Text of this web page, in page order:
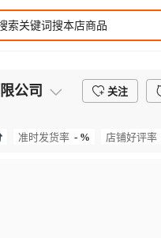
公司 关注
准时发货率 - % 店铺好评率